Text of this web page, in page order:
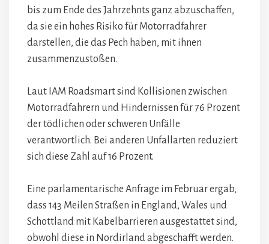
bis zum Ende des Jahrzehnts ganz abzuschaffen,
da sie ein hohes Risiko für Motorradfahrer
darstellen, die das Pech haben, mit ihnen
zusammenzustoßen.
Laut IAM Roadsmart sind Kollisionen zwischen
Motorradfahrern und Hindernissen für 76 Prozent
der tödlichen oder schweren Unfälle
verantwortlich. Bei anderen Unfallarten reduziert
sich diese Zahl auf 16 Prozent.
Eine parlamentarische Anfrage im Februar ergab,
dass 143 Meilen Straßen in England, Wales und
Schottland mit Kabelbarrieren ausgestattet sind,
obwohl diese in Nordirland abgeschafft werden.